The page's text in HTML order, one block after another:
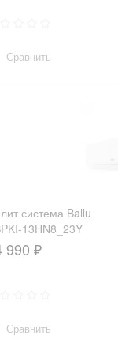
Сравнить
система Ballu
13HN8_23Y
990 ₽
Сравнить